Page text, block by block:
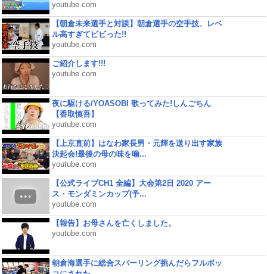
youtube.com
【朝倉未来選手と対談】朝倉選手の空手技、レベ
ル高すぎてビビった!!
youtube.com
ご紹介します!!!
youtube.com
夜に駆ける/YOASOBI 歌ってみた!しんごちん
【香取慎吾】
youtube.com
【上京直前】はなわ家長男・元輝を送り出す家族
決起会!最後の母の味を噛...
youtube.com
【公式ライブCH1 全編】大会第2日 2020 アー
ス・モンダミンカップ(予...
youtube.com
【報告】お母さんを亡くしました。
youtube.com
朝倉海選手に総合スパーリング挑んだらフルボッ